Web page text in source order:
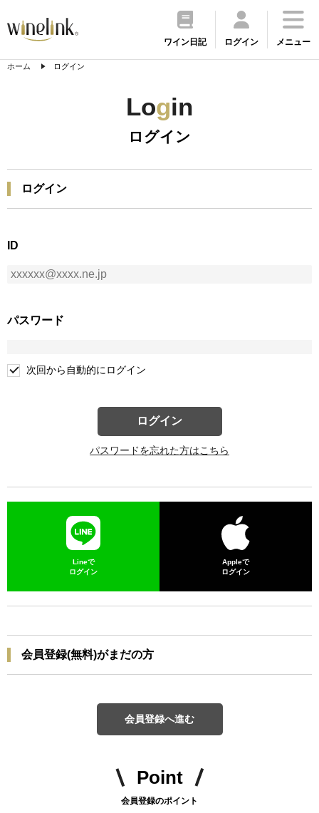
ワイン日記 ログイン メニュー
ホーム ログイン
Login
ログイン
ログイン
ID
パスワード
次回から自動的にログイン
ログイン
パスワードを忘れた方はこちら
Lineで
ログイン
Appleで
ログイン
会員登録(無料)がまだの方
会員登録へ進む
Point
会員登録のポイント